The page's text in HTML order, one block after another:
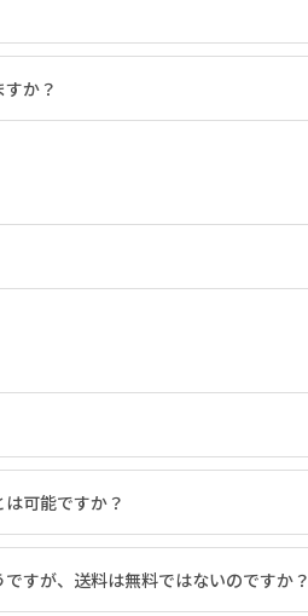
か？
可能ですか？
すが、送料は無料ではないのですか？